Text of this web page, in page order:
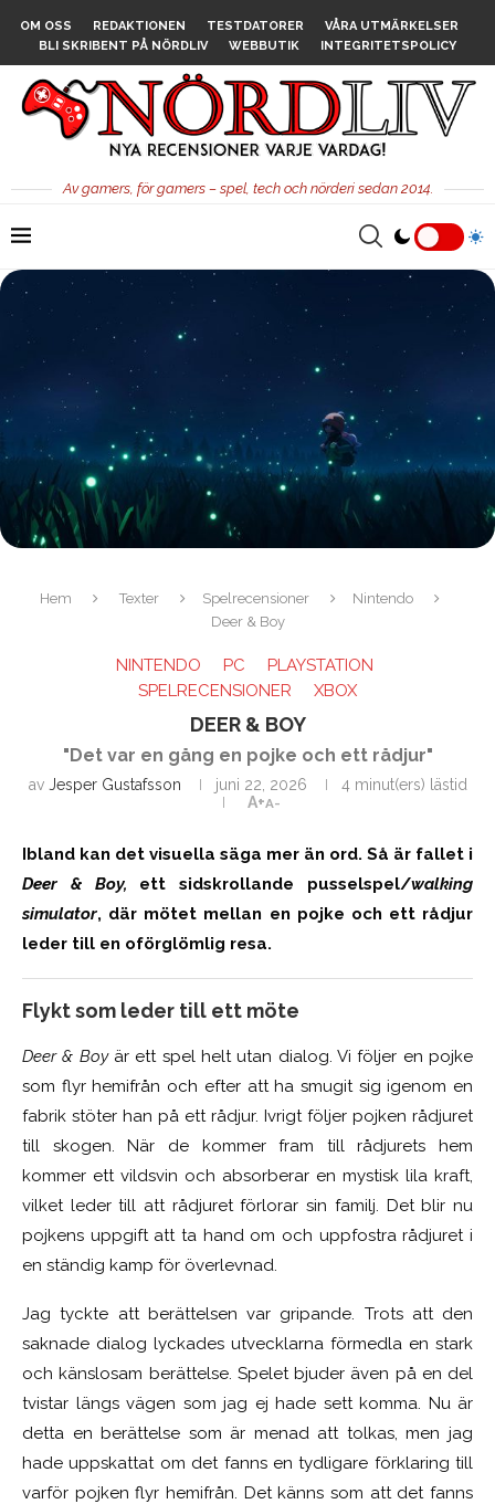
OM OSS REDAKTIONEN TESTDATORER
VÅRA UTMÄRKELSER
BLI SKRIBENT PÅ NÖRDLIV
WEBBUTIK INTEGRITETSPOLICY
Av gamers, för gamers – spel, tech och nörderi sedan 2014.
Hem Texter Spelrecensioner
Nintendo
Deer & Boy
NINTENDO PC
PLAYSTATION
SPELRECENSIONER
XBOX
DEER & BOY
"Det var en gång en pojke och ett rådjur"
av Jesper Gustafsson juni 22, 2026
4 minut(ers) lästid
A+A-
Ibland kan det visuella säga mer än ord. Så är fallet i
Deer & Boy, ett sidskrollande pusselspel/walking
simulator, där mötet mellan en pojke och ett rådjur
leder till en oförglömlig resa.
Flykt som leder till ett möte
Deer & Boy är ett spel helt utan dialog. Vi följer en pojke
som flyr hemifrån och efter att ha smugit sig igenom en
fabrik stöter han på ett rådjur. Ivrigt följer pojken rådjuret
till skogen. När de kommer fram till rådjurets hem
kommer ett vildsvin och absorberar en mystisk lila kraft,
vilket leder till att rådjuret förlorar sin familj. Det blir nu
pojkens uppgift att ta hand om och uppfostra rådjuret i
en ständig kamp för överlevnad.
Jag tyckte att berättelsen var gripande. Trots att den
saknade dialog lyckades utvecklarna förmedla en stark
och känslosam berättelse. Spelet bjuder även på en del
tvistar längs vägen som jag ej hade sett komma. Nu är
detta en berättelse som är menad att tolkas, men jag
hade uppskattat om det fanns en tydligare förklaring till
varför pojken flyr hemifrån. Det känns som att det fanns